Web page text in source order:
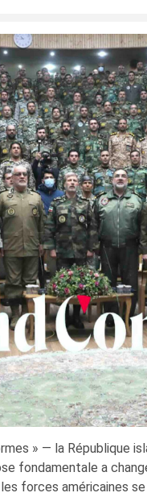
» — la République
fondamentale a
forces américaines